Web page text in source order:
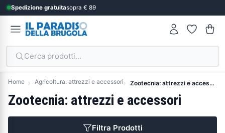
Spedizione gratuitasopra € 89
Cerca prodotti...
Home Agricoltura: attrezzi e accessori Zootecnia: attrezzi e accessori
Zootecnia: attrezzi e accessori
Filtra Prodotti